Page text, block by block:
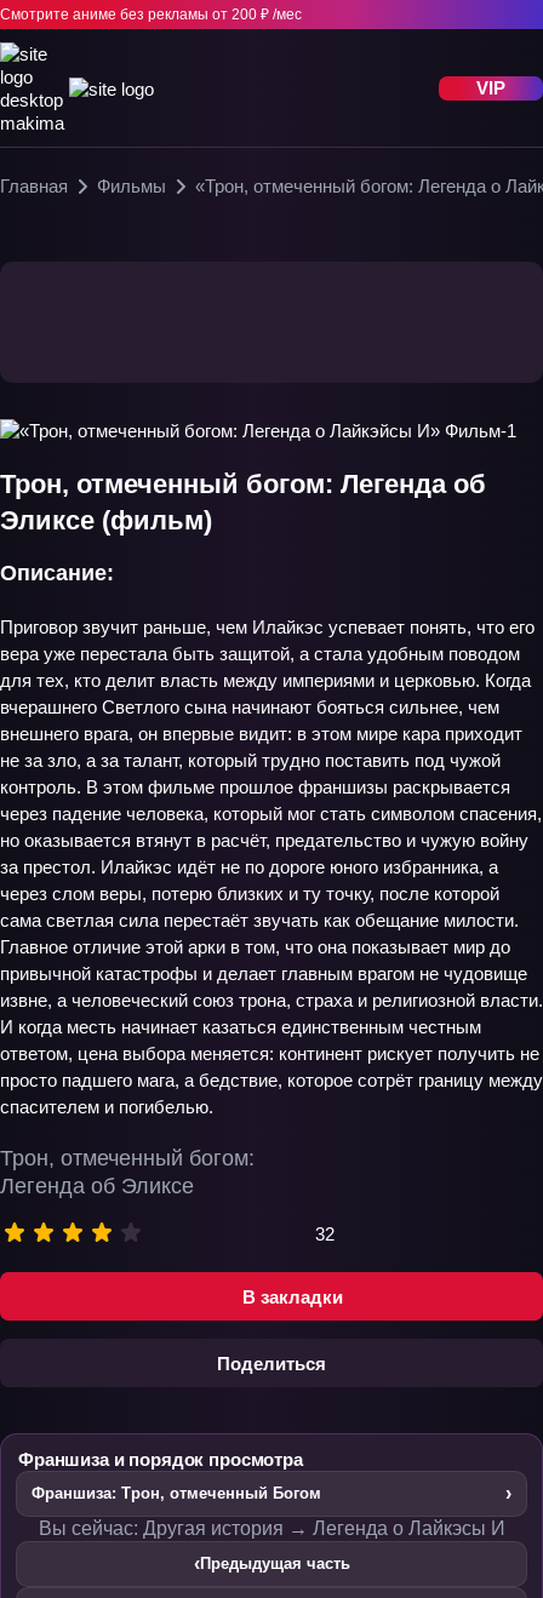
Смотрите аниме без рекламы от 200 ₽ /мес
VIP
Главная Фильмы «Трон, отмеченный богом: Легенда о
В закладки
Поделиться
Трон, отмеченный богом: Легенда об
Эликсе (фильм)
Трон, отмеченный богом:
Легенда об Эликсе
32
Описание:
Приговор звучит раньше, чем Илайкэс успевает понять, что его
вера уже перестала быть защитой, а стала удобным поводом
для тех, кто делит власть между империями и церковью. Когда
вчерашнего Светлого сына начинают бояться сильнее, чем
внешнего врага, он впервые видит: в этом мире кара приходит
не за зло, а за талант, который трудно поставить под чужой
контроль. В этом фильме прошлое франшизы раскрывается
через падение человека, который мог стать символом спасения,
но оказывается втянут в расчёт, предательство и чужую войну
за престол. Илайкэс идёт не по дороге юного избранника, а
через слом веры, потерю близких и ту точку, после которой
сама светлая сила перестаёт звучать как обещание милости.
Главное отличие этой арки в том, что она показывает мир до
привычной катастрофы и делает главным врагом не чудовище
извне, а человеческий союз трона, страха и религиозной власти.
И когда месть начинает казаться единственным честным
ответом, цена выбора меняется: континент рискует получить не
просто падшего мага, а бедствие, которое сотрёт границу между
спасителем и погибелью.
Франшиза и порядок просмотра
Франшиза: Трон, отмеченный Богом
›
Вы сейчас: Другая история → Легенда о Лайкэсы И
‹Предыдущая часть